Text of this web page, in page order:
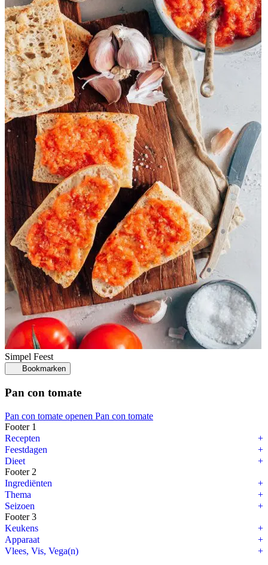
Simpel Feest
Bookmarken
Pan con tomate
Pan con tomate openen Pan con tomate
Footer 1
Recepten
Feestdagen
Dieet
Footer 2
Ingrediënten
Thema
Seizoen
Footer 3
Keukens
Apparaat
Vlees, Vis, Vega(n)